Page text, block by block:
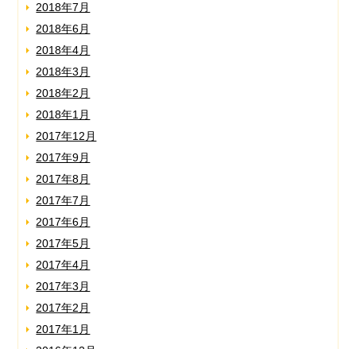
2018年7月
2018年6月
2018年4月
2018年3月
2018年2月
2018年1月
2017年12月
2017年9月
2017年8月
2017年7月
2017年6月
2017年5月
2017年4月
2017年3月
2017年2月
2017年1月